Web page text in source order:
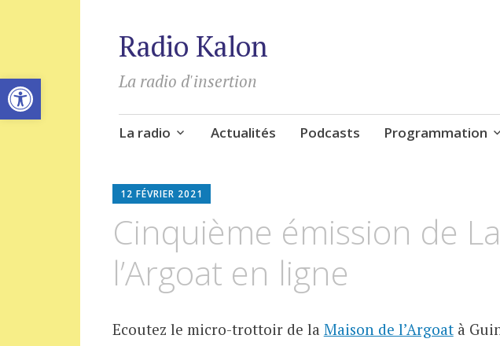
Ouvrir la barre d’outils
Radio Kalon
La radio d'insertion
Aller
principal
La radio Actualités Podcasts Programmation
12 FÉVRIER 2021
Cinquième émission de
l’Argoat en ligne
Ecoutez le micro-trottoir de la Maison de l’Argoatà